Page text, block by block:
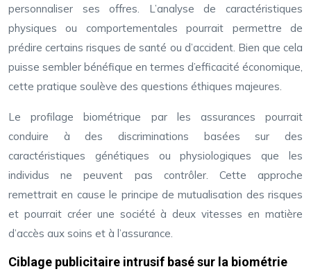
personnaliser ses offres. L’analyse de caractéristiques
physiques ou comportementales pourrait permettre de
prédire certains risques de santé ou d’accident. Bien que cela
puisse sembler bénéfique en termes d’efficacité économique,
cette pratique soulève des questions éthiques majeures.
Le profilage biométrique par les assurances pourrait
conduire à des discriminations basées sur des
caractéristiques génétiques ou physiologiques que les
individus ne peuvent pas contrôler. Cette approche
remettrait en cause le principe de mutualisation des risques
et pourrait créer une société à deux vitesses en matière
d’accès aux soins et à l’assurance.
Ciblage publicitaire intrusif basé sur la biométrie